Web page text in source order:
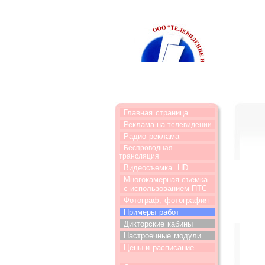
Главная страница
Реклама на телевидении
Радио реклама
Беспроводная
трансляция
Видеосъемка
HD
Многокамерная съемка
с использованием ПТС
Фотограф, фотография
Примеры работ
Дикторские кабины
Настроечные модули
Цены и расписание